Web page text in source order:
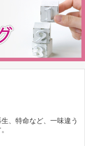
、特命など、一味違う